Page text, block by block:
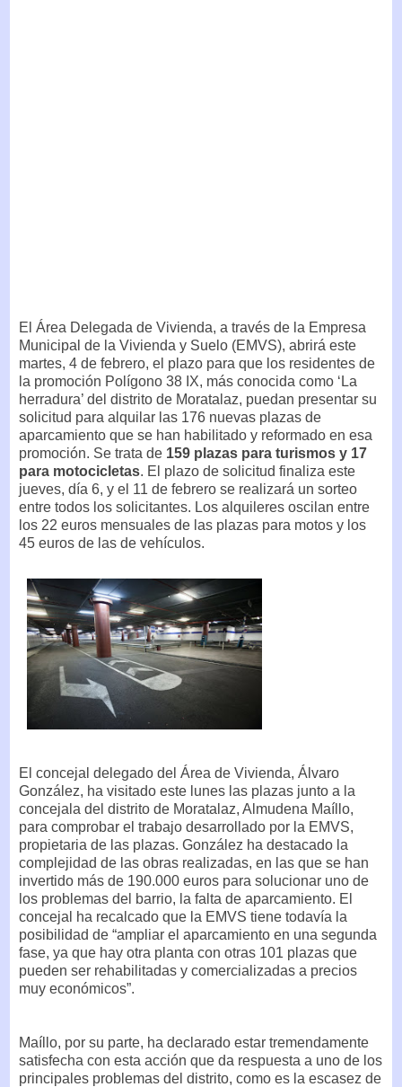
El Área Delegada de Vivienda, a través de la Empresa
Municipal de la Vivienda y Suelo (EMVS), abrirá este
martes, 4 de febrero, el plazo para que los residentes de
la promoción Polígono 38 IX, más conocida como ‘La
herradura’ del distrito de Moratalaz, puedan presentar su
solicitud para alquilar las 176 nuevas plazas de
aparcamiento que se han habilitado y reformado en esa
promoción. Se trata de 159 plazas para turismos y 17
para motocicletas. El plazo de solicitud finaliza este
jueves, día 6, y el 11 de febrero se realizará un sorteo
entre todos los solicitantes. Los alquileres oscilan entre
los 22 euros mensuales de las plazas para motos y los
45 euros de las de vehículos.
El concejal delegado del Área de Vivienda, Álvaro
González, ha visitado este lunes las plazas junto a la
concejala del distrito de Moratalaz, Almudena Maíllo,
para comprobar el trabajo desarrollado por la EMVS,
propietaria de las plazas. González ha destacado la
complejidad de las obras realizadas, en las que se han
invertido más de 190.000 euros para solucionar uno de
los problemas del barrio, la falta de aparcamiento. El
concejal ha recalcado que la EMVS tiene todavía la
posibilidad de “ampliar el aparcamiento en una segunda
fase, ya que hay otra planta con otras 101 plazas que
pueden ser rehabilitadas y comercializadas a precios
muy económicos”.
Maíllo, por su parte, ha declarado estar tremendamente
satisfecha con esta acción que da respuesta a uno de los
principales problemas del distrito, como es la escasez de